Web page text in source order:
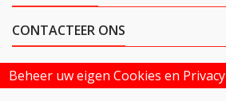
CONTACTEER ONS
Beheer uw eigen Cookies en Privacy